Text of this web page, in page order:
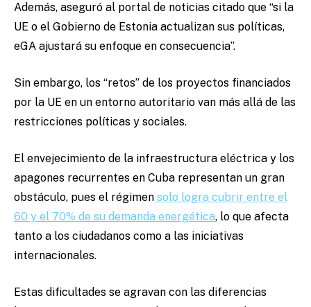
Además, aseguró al portal de noticias citado que “si la
UE o el Gobierno de Estonia actualizan sus políticas,
eGA ajustará su enfoque en consecuencia”.
Sin embargo, los “retos” de los proyectos financiados
por la UE en un entorno autoritario van más allá de las
restricciones políticas y sociales.
El envejecimiento de la infraestructura eléctrica y los
apagones recurrentes en Cuba representan un gran
obstáculo, pues el régimen solo logra cubrir entre el
60 y el 70% de su demanda energética, lo que afecta
tanto a los ciudadanos como a las iniciativas
internacionales.
Estas dificultades se agravan con las diferencias